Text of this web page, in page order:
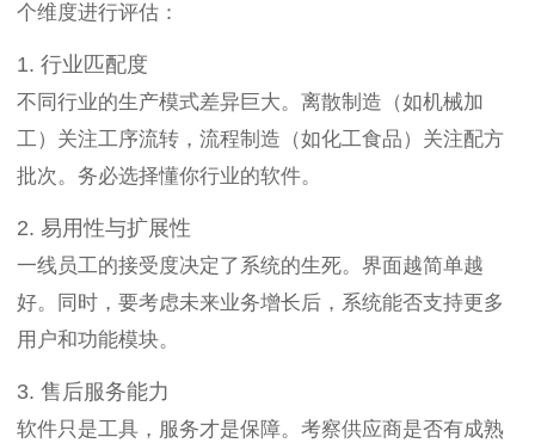
个维度进行评估：
1. 行业匹配度
不同行业的生产模式差异巨大。离散制造（如机械加
工）关注工序流转，流程制造（如化工食品）关注配方
批次。务必选择懂你行业的软件。
2. 易用性与扩展性
一线员工的接受度决定了系统的生死。界面越简单越
好。同时，要考虑未来业务增长后，系统能否支持更多
用户和功能模块。
3. 售后服务能力
软件只是工具，服务才是保障。考察供应商是否有成熟